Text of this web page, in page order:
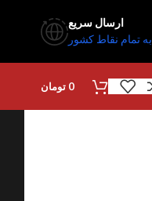
ارسال سریع
به تمام نقاط کشور
0 تومان